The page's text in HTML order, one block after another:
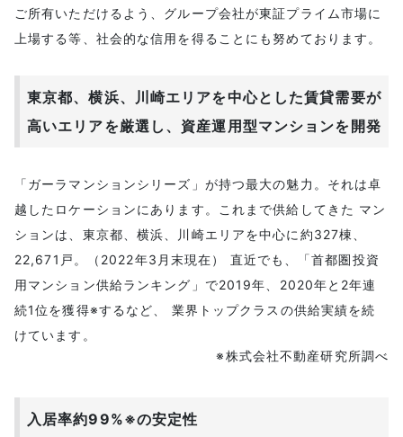
ご所有いただけるよう、グループ会社が東証プライム市場に
上場する等、社会的な信用を得ることにも努めております。
東京都、横浜、川崎エリアを中心とした賃貸需要が
高いエリアを厳選し、資産運用型マンションを開発
「ガーラマンションシリーズ」が持つ最大の魅力。それは卓
越したロケーションにあります。これまで供給してきた マン
ションは、東京都、横浜、川崎エリアを中心に約327棟、
22,671戸。（2022年3月末現在） 直近でも、「首都圏投資
用マンション供給ランキング」で2019年、2020年と2年連
続1位を獲得※するなど、 業界トップクラスの供給実績を続
けています。
※株式会社不動産研究所調べ
入居率約99%※の安定性